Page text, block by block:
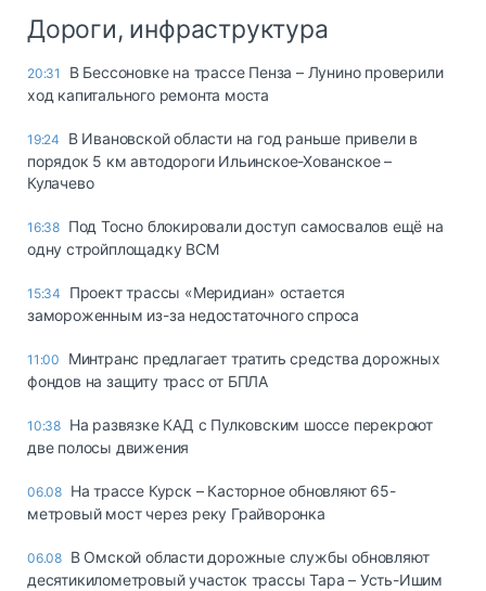
Дороги, инфраструктура
20:31
В Бессоновке на трассе Пенза – Лунино проверили
ход капитального ремонта моста
19:24
В Ивановской области на год раньше привели в
порядок 5 км автодороги Ильинское-Хованское –
Кулачево
16:38 Под Тосно блокировали доступ самосвалов ещё на
одну стройплощадку ВСМ
15:34
Проект трассы «Меридиан» остается
замороженным из-за недостаточного спроса
11:00
Минтранс предлагает тратить средства дорожных
фондов на защиту трасс от БПЛА
10:38 На развязке КАД с Пулковским шоссе перекроют
две полосы движения
06.08 На трассе Курск – Касторное обновляют 65-
метровый мост через реку Грайворонка
06.08 В Омской области дорожные службы обновляют
десятикилометровый участок трассы Тара – Усть-Ишим